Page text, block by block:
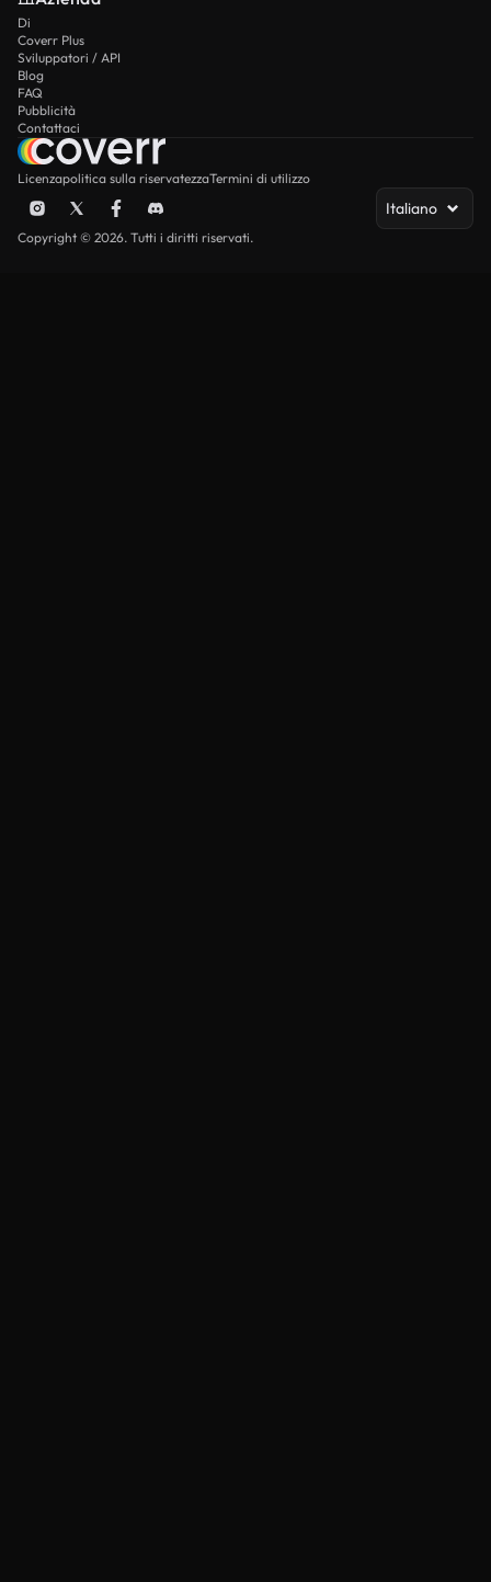
Di
Coverr Plus
Sviluppatori / API
Blog
FAQ
Pubblicità
Contattaci
Licenzapolitica sulla riservatezzaTermini di utilizzo
Italiano
Copyright © 2026. Tutti i diritti riservati.